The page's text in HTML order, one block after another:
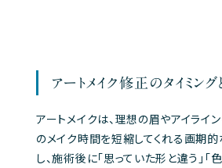
アートメイク修正のタイミング
アートメイクは、理想の眉やアイライ
のメイク時間を短縮してくれる画期的
し、施術後に「思っていた形と違う」「